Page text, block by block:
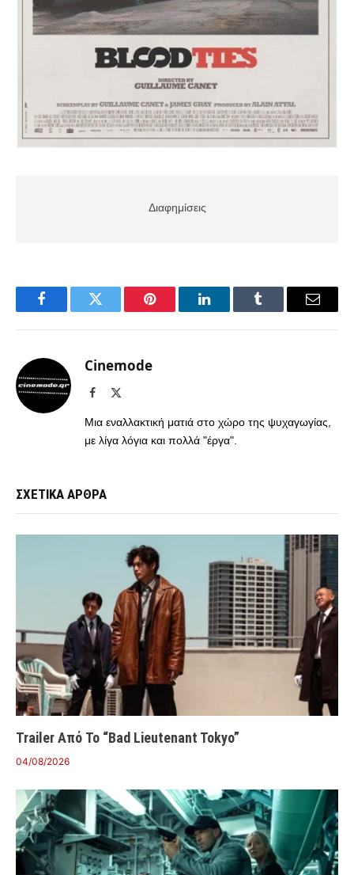
Διαφημίσεις
FacebookTwitter Pinterest LinkedInTumblr Email
Cinemode
Facebook
Μια εναλλακτική ματιά στο χώρο της ψυχαγωγίας,
με λίγα λόγια και πολλά "έργα".
ΣΧΕΤΙΚΑ ΑΡΘΡΑ
Trailer Από Το “Bad Lieutenant Tokyo”
04/08/2026